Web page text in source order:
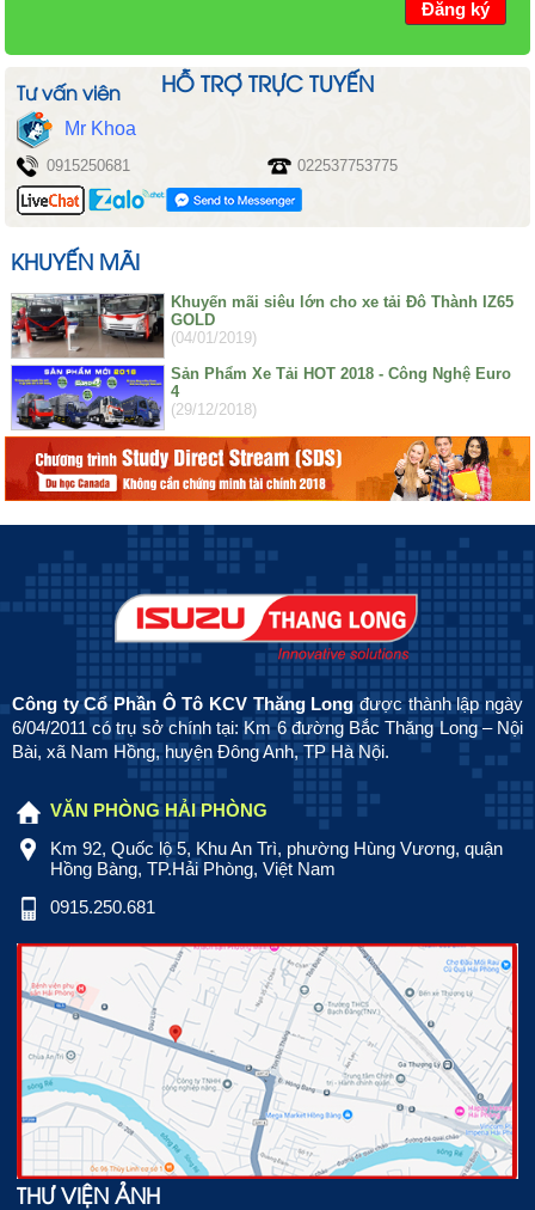
HỖ TRỢ TRỰC TUYẾN
Tư vấn viên
Mr Khoa
0915250681 022537753775
KHUYẾN MÃI
Khuyến mãi siêu lớn cho xe tải Đô Thành IZ65
GOLD
(04/01/2019)
Sản Phẩm Xe Tải HOT 2018 - Công Nghệ Euro
4
(29/12/2018)
Công ty Cổ Phần Ô Tô KCV Thăng Long được thành lập ngày
6/04/2011 có trụ sở chính tại: Km 6 đường Bắc Thăng Long – Nội
Bài, xã Nam Hồng, huyện Đông Anh, TP Hà Nội.
VĂN PHÒNG HẢI PHÒNG
Km 92, Quốc lộ 5, Khu An Trì, phường Hùng Vương, quận
Hồng Bàng, TP.Hải Phòng, Việt Nam
0915.250.681
THƯ VIỆN ẢNH